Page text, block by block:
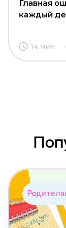
Главная
каждый
14 мин